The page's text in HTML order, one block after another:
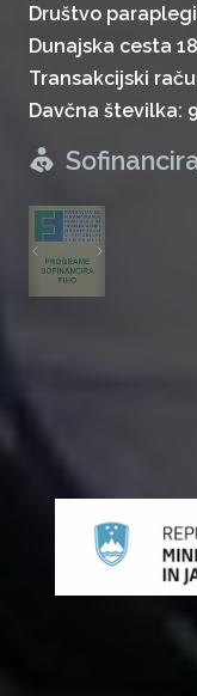
Društvo
Dunajska cesta
Transakcijski
Davčna številka:
zurück